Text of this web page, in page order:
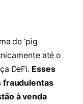
de ‘pig
até o
DeFi. Esses
fraudulentas
à venda